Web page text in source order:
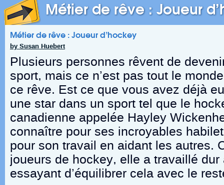
Métier de rêve : Joueur
Métier de rêve : Joueur d’hockey
by Susan Huebert
Plusieurs personnes rêvent de
sport, mais ce n’est pas tout le
ce rêve. Est ce que vous avez déjà
une star dans un sport tel que le
canadienne appelée Hayley
connaître pour ses incroyables
pour son travail en aidant les autres.
joueurs de hockey, elle a travaillé
essayant d’équilibrer cela avec le